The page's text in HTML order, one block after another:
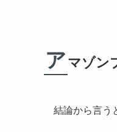
ア マゾン
結論から言う